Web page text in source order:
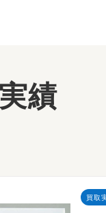
績
買取